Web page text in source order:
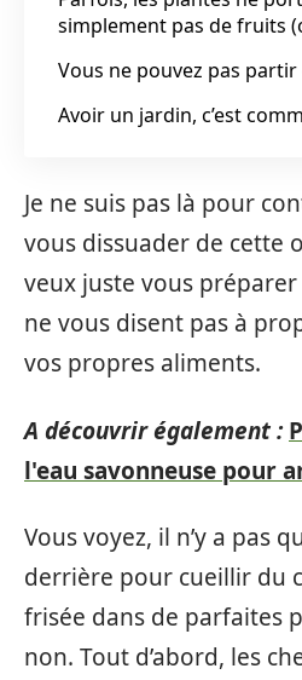
simplement pas de fruits
Vous ne pouvez pas partir
Avoir un jardin, c’est
Je ne suis pas là pour
vous dissuader de cette
veux juste vous préparer
ne vous disent pas à
vos propres aliments.
A découvrir également :
l'eau savonneuse pour
Vous voyez, il n’y a pas
derrière pour cueillir du
frisée dans de parfaites
non. Tout d’abord, les